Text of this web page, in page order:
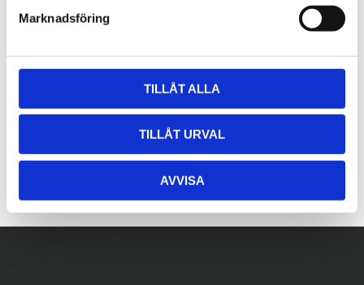
Marknadsföring
TILLÅT ALLA
TILLÅT URVAL
AVVISA